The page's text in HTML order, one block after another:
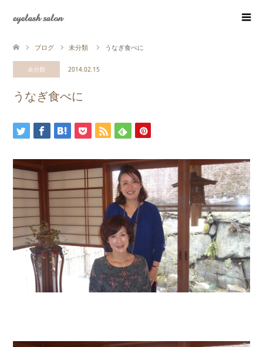
eyelash salon
ブログ 未分類 うなぎ食べに
未分類 2014.02.15
うなぎ食べに